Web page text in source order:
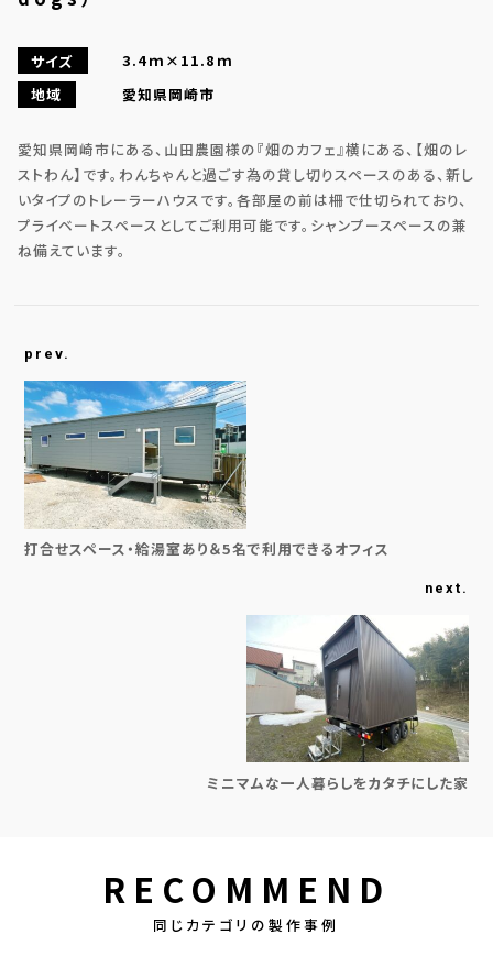
サイズ
3.4ｍ×11.8ｍ
地域
愛知県岡崎市
愛知県岡崎市にある、山田農園様の『畑のカフェ』横にある、【畑のレ
ストわん】です。わんちゃんと過ごす為の貸し切りスペースのある、新し
いタイプのトレーラーハウスです。各部屋の前は柵で仕切られており、
プライベートスペースとしてご利用可能です。シャンプースペースの兼
ね備えています。
prev.
打合せスペース・給湯室あり＆5名で利用できるオフィス
next.
ミニマムな一人暮らしをカタチにした家
RECOMMEND
同じカテゴリの製作事例